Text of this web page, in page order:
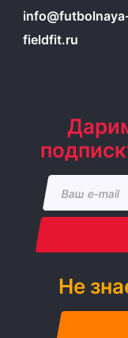
fieldfit.ru
Не